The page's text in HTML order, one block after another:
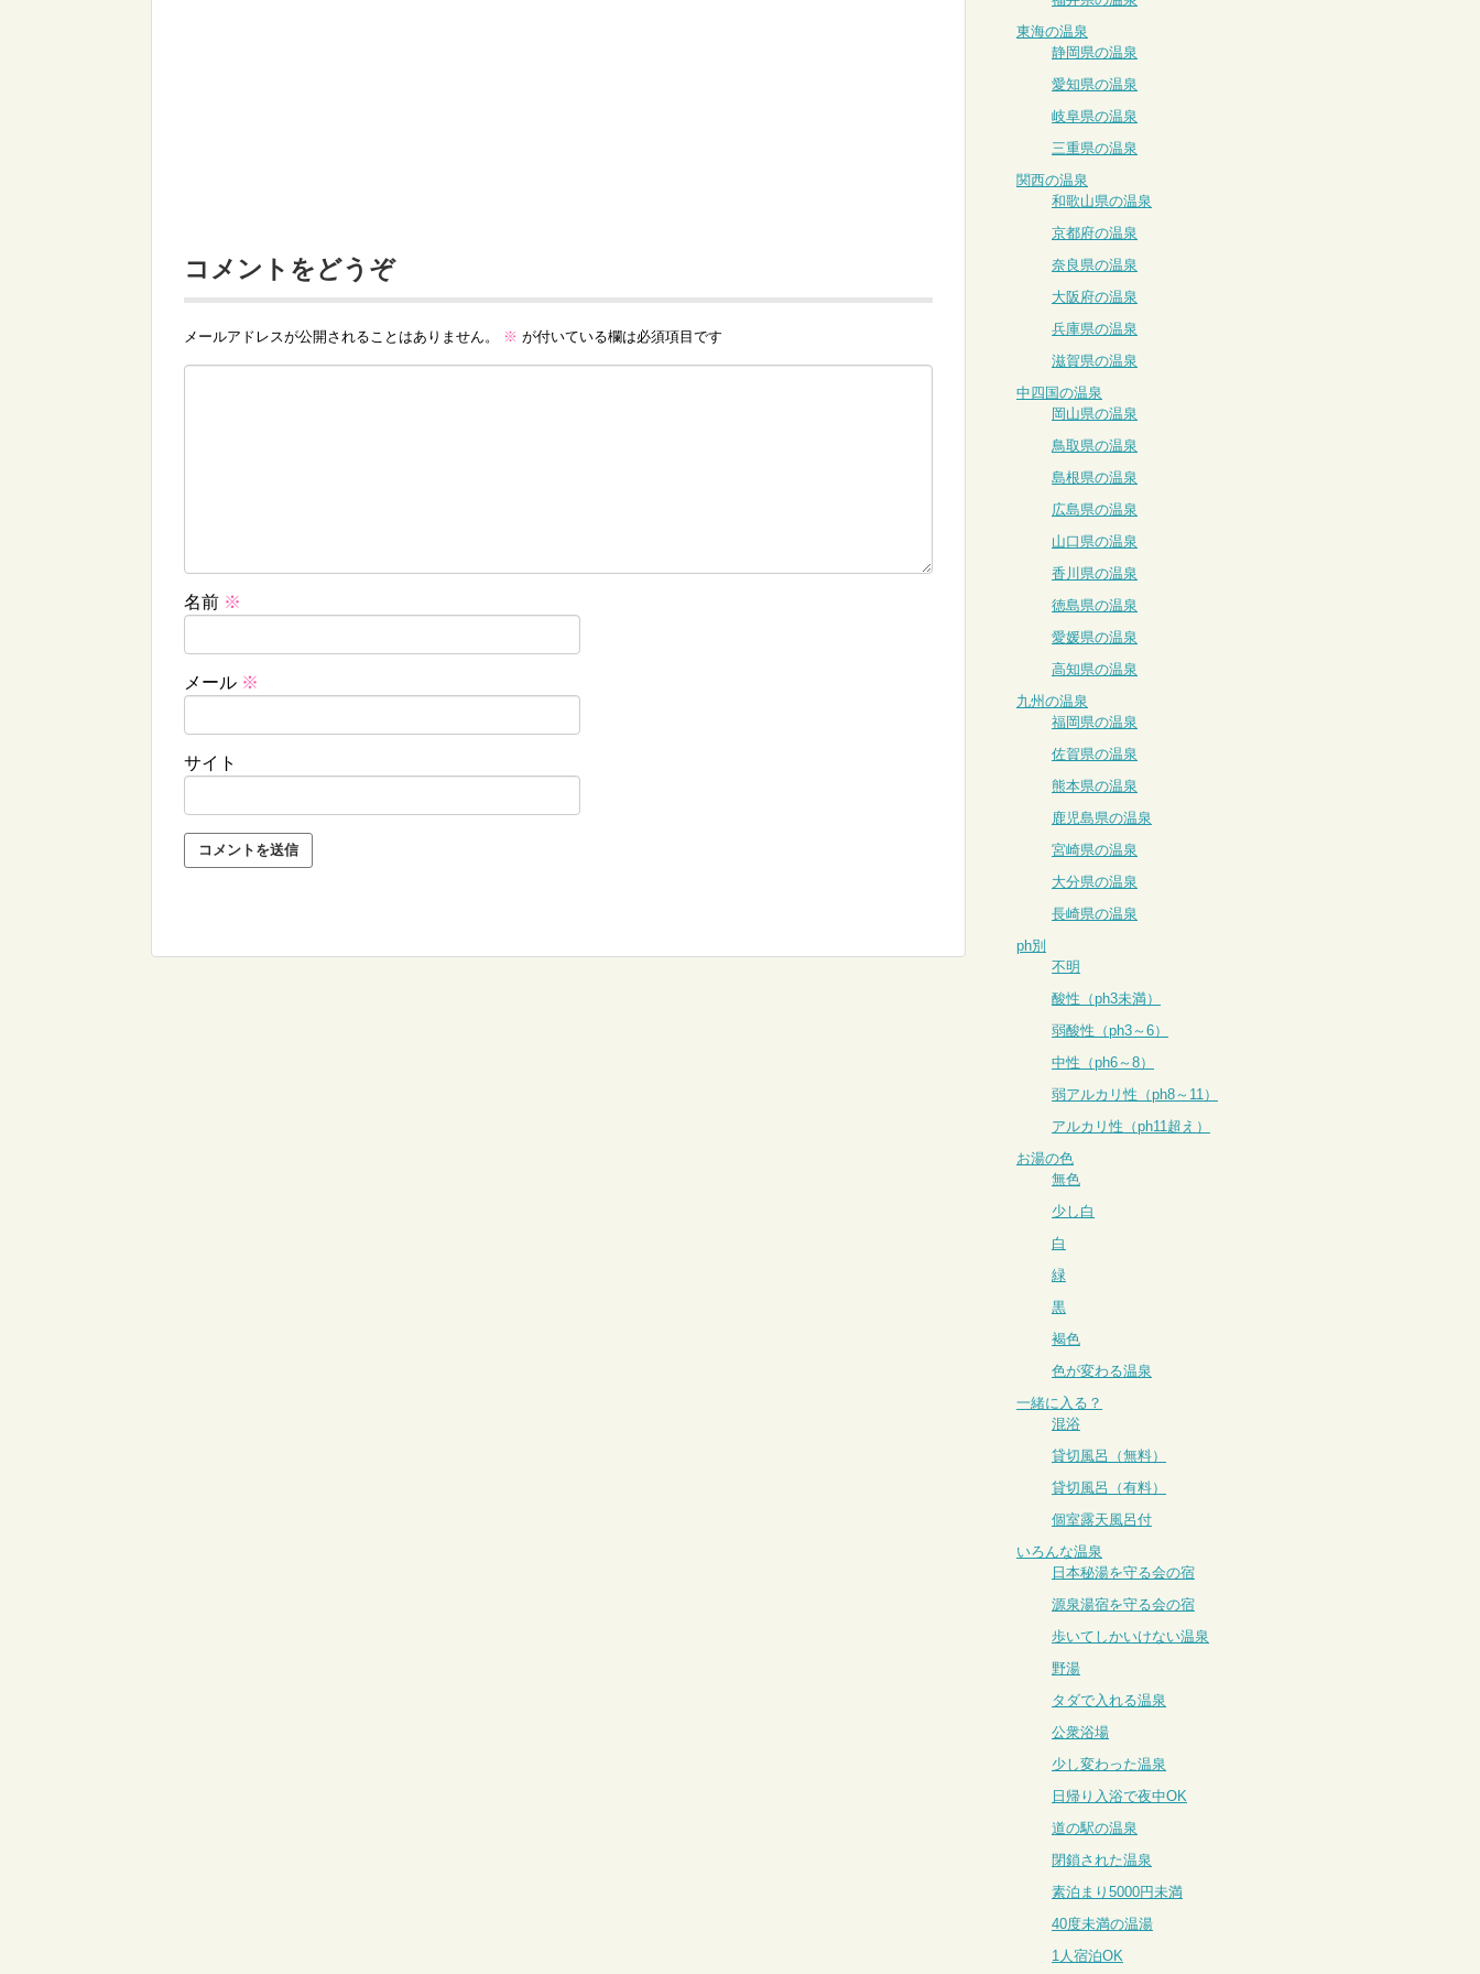
コメントをどうぞ
メールアドレスが公開されることはありません。 ※ が付いている欄は必須項目です
名前 ※
メール ※
サイト
東海の温泉
静岡県の温泉
愛知県の温泉
岐阜県の温泉
三重県の温泉
関西の温泉
和歌山県の温泉
京都府の温泉
奈良県の温泉
大阪府の温泉
兵庫県の温泉
滋賀県の温泉
中四国の温泉
岡山県の温泉
鳥取県の温泉
島根県の温泉
広島県の温泉
山口県の温泉
香川県の温泉
徳島県の温泉
愛媛県の温泉
高知県の温泉
九州の温泉
福岡県の温泉
佐賀県の温泉
熊本県の温泉
鹿児島県の温泉
宮崎県の温泉
大分県の温泉
長崎県の温泉
ph別
不明
酸性（ph3未満）
弱酸性（ph3～6）
中性（ph6～8）
弱アルカリ性（ph8～11）
アルカリ性（ph11超え）
お湯の色
無色
少し白
白
緑
黒
褐色
色が変わる温泉
一緒に入る？
混浴
貸切風呂（無料）
貸切風呂（有料）
個室露天風呂付
いろんな温泉
日本秘湯を守る会の宿
源泉湯宿を守る会の宿
歩いてしかいけない温泉
野湯
タダで入れる温泉
公衆浴場
少し変わった温泉
日帰り入浴で夜中OK
道の駅の温泉
閉鎖された温泉
素泊まり5000円未満
40度未満の温湯
1人宿泊OK